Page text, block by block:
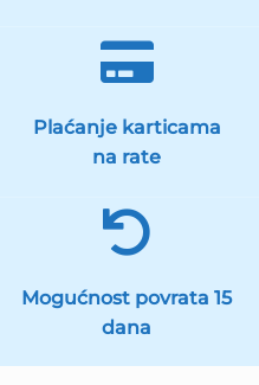
Plaćanje karticama
na rate
Mogućnost povrata 15
dana